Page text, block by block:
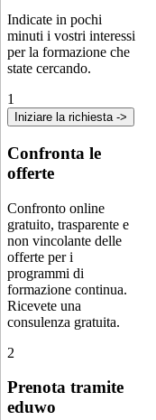
Indicate in pochi
minuti i vostri interessi
per la formazione che
state cercando.
1
Iniziare la richiesta ->
Confronta le
offerte
Confronto online
gratuito, trasparente e
non vincolante delle
offerte per i
programmi di
formazione continua.
Ricevete una
consulenza gratuita.
2
Prenota tramite
eduwo